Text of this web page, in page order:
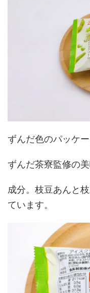
ずんだ色のパッケ
ずんだ茶寮監修の
成分。枝豆あんと
ています。